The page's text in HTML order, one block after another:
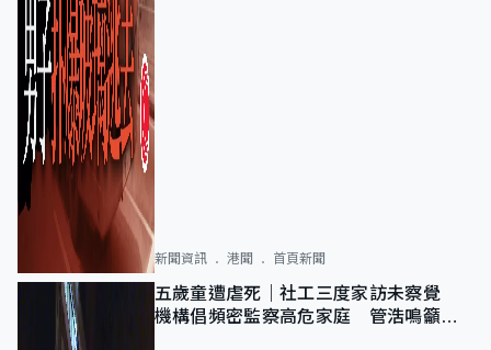
新聞資訊 港聞 首頁新聞
五歲童遭虐死｜社工三度家訪未察覺
機構倡頻密監察高危家庭 管浩鳴籲加